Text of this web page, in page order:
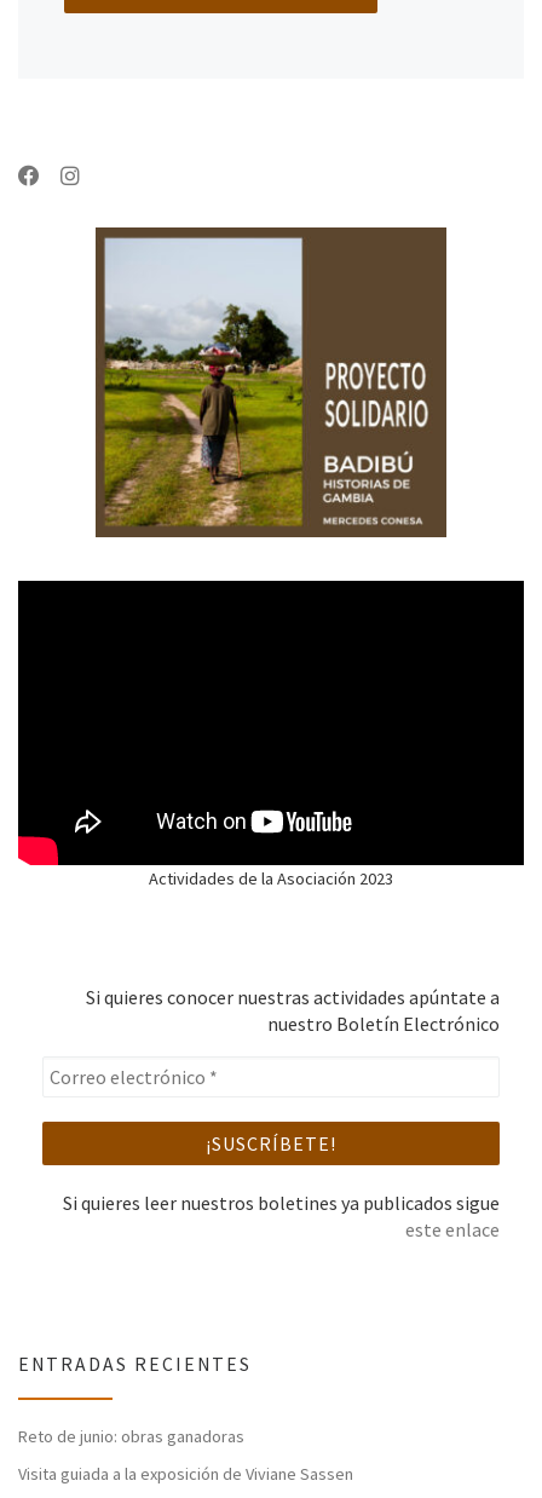
Actividades de la Asociación 2023
Si quieres conocer nuestras actividades apúntate a
nuestro Boletín Electrónico
Si quieres leer nuestros boletines ya publicados sigue
este enlace
ENTRADAS RECIENTES
Reto de junio: obras ganadoras
Visita guiada a la exposición de Viviane Sassen